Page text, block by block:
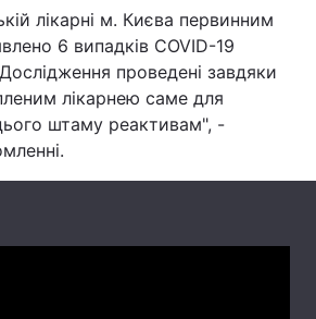
Інциденти
Туризм
лікарні м. Києва первинним
6 випадків COVID-19
проведені завдяки
лікарнею саме для
штаму реактивам", -